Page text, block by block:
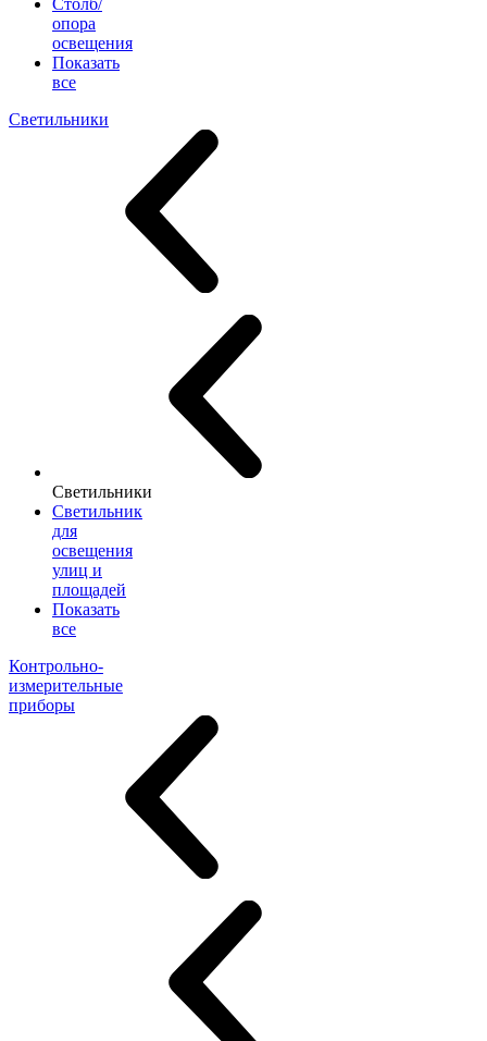
Столб/
опора
освещения
Показать
все
Светильники
Светильники
Светильник
для
освещения
улиц и
площадей
Показать
все
Контрольно-
измерительные
приборы